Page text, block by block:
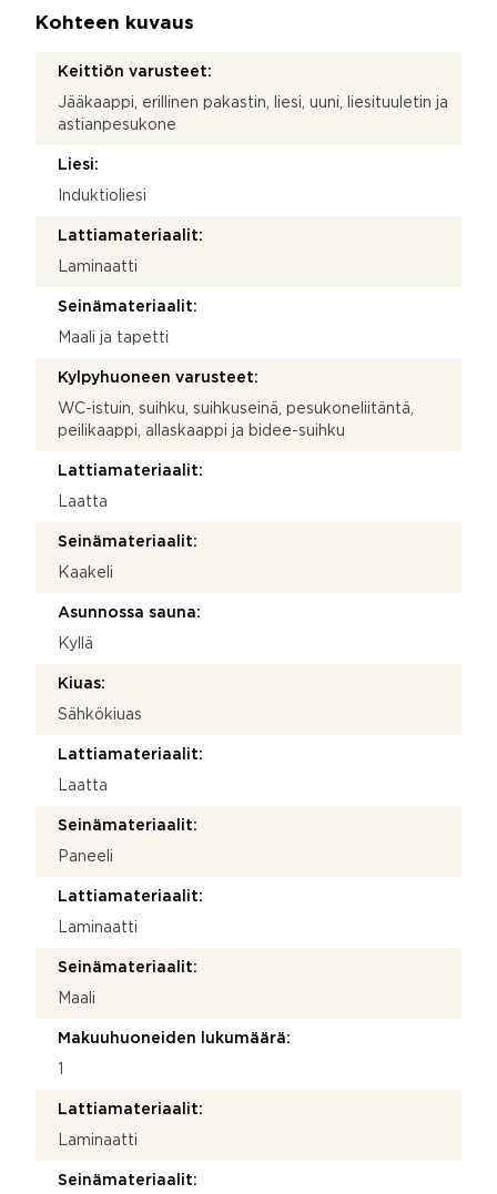
Kohteen kuvaus
Keittiön varusteet:
Jääkaappi, erillinen pakastin, liesi, uuni, liesituuletin ja
astianpesukone
Liesi:
Induktioliesi
Lattiamateriaalit:
Laminaatti
Seinämateriaalit:
Maali ja tapetti
Kylpyhuoneen varusteet:
WC-istuin, suihku, suihkuseinä, pesukoneliitäntä,
peilikaappi, allaskaappi ja bidee-suihku
Lattiamateriaalit:
Laatta
Seinämateriaalit:
Kaakeli
Asunnossa sauna:
Kyllä
Kiuas:
Sähkökiuas
Lattiamateriaalit:
Laatta
Seinämateriaalit:
Paneeli
Lattiamateriaalit:
Laminaatti
Seinämateriaalit:
Maali
Makuuhuoneiden lukumäärä:
Lattiamateriaalit:
Laminaatti
Seinämateriaalit: